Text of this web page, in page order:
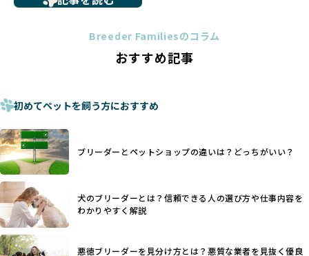
法令レベルの最低基準にとどまっていることが問題です。こ
ものに過ぎず、ワンちゃんの心身の福祉やブリーダーの責任
少なくなく、消費者にとって選択の判断が難しい現状があり
さらに、書類審査のみで掲載が許可されるサイトが多く、実
際の飼育環境やブリーダーの姿勢が見えにくい点も課題で
す。こうしたサイトでは、ブリーダーが記載する情報が主で
あり、実際の現場や日々のケアの状況がわからないため、営
利優先の「悪徳ブリーダー」が含まれるリスクが高まりま
す。
BreederFamiliesでは、ワンちゃんを大切にする「優良ブリ
ーダー」のみを紹介するために、法令を超えた独自の基準を
設け、ブリーダーの理念や飼育環境の厳格なチェックを行っ
に断尾（しっぽを切る）や断耳（耳を切る）が行われている
ことがあります。
これは痛みを伴う処置で、ワンちゃんの身体的な負担が大き
手段でもあるため、切断されることで他の犬や人間との意思
ヨーロッパ諸国ではこうした処置が禁止されている一方で、
日本ではいまだ行われる場合があります。
優良ブリーダーは動物福祉を優先し、ワンちゃんの自然な姿
を大切にするため断尾・断耳を行いません。
一方、営利優先ブリーダーでは「見た目が良く売れやすい」
ことを理由に断尾や断耳を行うことがあり、中には麻酔なし
で処置するケースも見受けられます。
「耳やしっぽを切らない」詳細はこちら
Breeder Familiesのコラム
おすすめ記事
初めてペットを飼う方におすすめ
ブリーダーとペットショップの違いは？どっちがいい？
犬のブリーダーとは？信頼できる人の選び方や仕事内容を
わかりやすく解説
悪徳ブリーダーを見分け方とは？悪質な業者を見抜く優良